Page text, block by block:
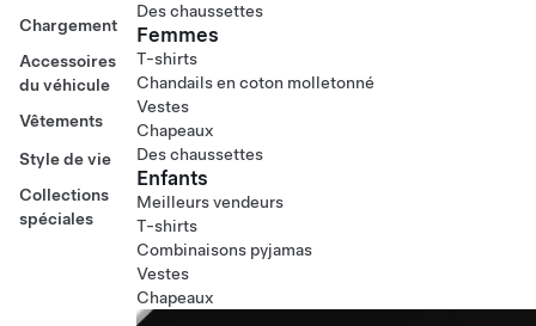
Chargement
Accessoires
du véhicule
Vêtements
Style de vie
Collections
spéciales
Des chaussettes
Femmes
T-shirts
Chandails en coton molletonné
Vestes
Chapeaux
Des chaussettes
Enfants
Meilleurs vendeurs
T-shirts
Combinaisons pyjamas
Vestes
Chapeaux